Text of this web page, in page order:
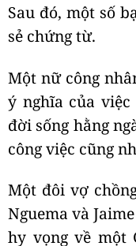
Sau đó, một số
sẻ chứng từ.
Một nữ công
ý nghĩa của
đời sống hằng
công việc cũng
Một đôi vợ
Nguema và
hy vọng về một